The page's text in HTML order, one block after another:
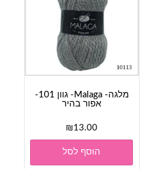
מלגה- Malaga- גוון 101-
אפור בהיר
₪13.00
הוסף לסל